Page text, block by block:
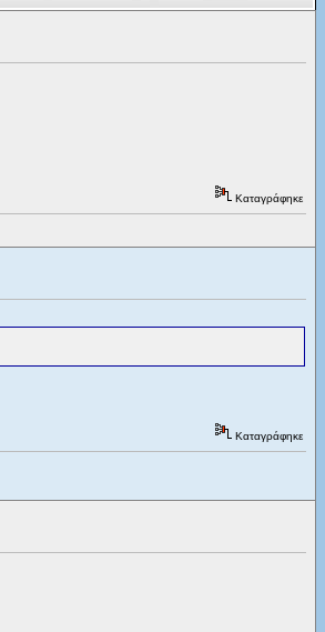
Καταγράφηκε
Καταγράφηκε